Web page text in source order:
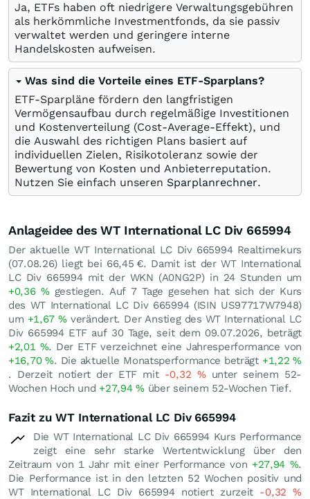
Ja, ETFs haben oft niedrigere Verwaltungsgebühren
als herkömmliche Investmentfonds, da sie passiv
verwaltet werden und geringere interne
Handelskosten aufweisen.
Was sind die Vorteile eines ETF-Sparplans?
ETF-Sparpläne fördern den langfristigen
Vermögensaufbau durch regelmäßige Investitionen
und Kostenverteilung (Cost-Average-Effekt), und
die Auswahl des richtigen Plans basiert auf
individuellen Zielen, Risikotoleranz sowie der
Bewertung von Kosten und Anbieterreputation.
Nutzen Sie einfach unseren Sparplanrechner.
Anlageidee des WT International LC Div 665994
Der aktuelle WT International LC Div 665994 Realtimekurs
(07.08.26) liegt bei 66,45 €. Damit ist der WT International
LC Div 665994 mit der WKN (A0NG2P) in 24 Stunden um
+0,36 %gestiegen. Auf 7 Tage gesehen hat sich der Kurs
des WT International LC Div 665994 (ISIN US97717W7948)
um +1,67%verändert. Der Anstieg des WT International LC
Div 665994 ETF auf 30 Tage, seit dem 09.07.2026, beträgt
+2,01 %. Der ETF verzeichnet eine Jahresperformance von
+16,70%. Die aktuelle Monatsperformance beträgt +1,22%
. Derzeit notiert der ETF mit -0,32 %unter seinem 52-
Wochen Hoch und +27,94%über seinem 52-Wochen Tief.
Fazit zu WT International LC Div 665994
Die WT International LC Div 665994 Kurs Performance
zeigt eine sehr starke Wertentwicklung über den
Zeitraum von 1 Jahr mit einer Performance von +27,94 %.
Die Performance ist in den letzten 52 Wochen positiv und
WT International LC Div 665994 notiert zurzeit -0,32%